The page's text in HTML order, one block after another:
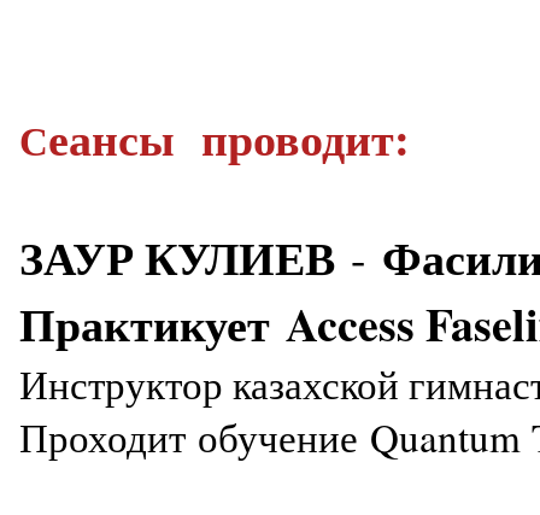
Сеансы проводит:
ЗАУР КУЛИЕВ -
Практикует Access
Инструктор казахской
Проходит обучение